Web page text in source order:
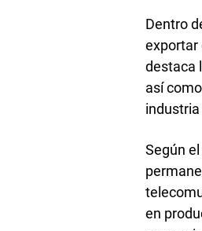
Dentro
exportar
destaca
así
Según
en